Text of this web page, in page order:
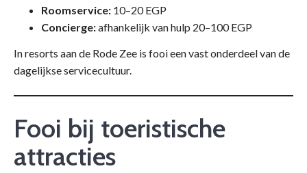
Roomservice: 10–20 EGP
Concierge:afhankelijk van hulp 20–100 EGP
In resorts aan de Rode Zee is fooi een vast onderdeel van de
dagelijkse servicecultuur.
Fooi bij toeristische
attracties